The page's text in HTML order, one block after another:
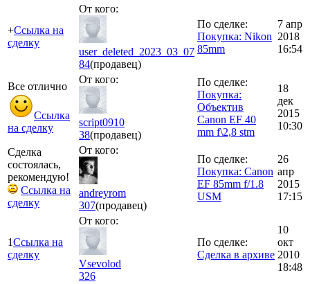
+Ссылка на
сделку
От кого:
user_deleted_2023_03_07
84(продавец)
По сделке:
Покупка: Nikon
85mm
7 апр
2018
16:54
Все отлично
Ссылка
на сделку
От кого:
script0910
38(продавец)
По сделке:
Покупка:
Объектив
Canon EF 40
mm f\2,8 stm
18
дек
2015
10:30
Сделка
состоялась,
рекомендую!
Ссылка на
сделку
От кого:
andreyrom
307(продавец)
По сделке:
Покупка: Canon
EF 85mm f/1.8
USM
26
апр
2015
17:15
1Ссылка на
сделку
От кого:
Vsevolod
326
По сделке:
Сделка в архиве
10
окт
2010
18:48